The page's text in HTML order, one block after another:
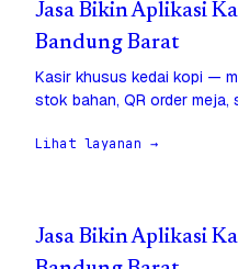
Jasa Bikin Aplikasi
Bandung Barat
Kasir khusus kedai kopi —
stok bahan, QR order meja,
Lihat layanan →
Jasa Bikin Aplikasi